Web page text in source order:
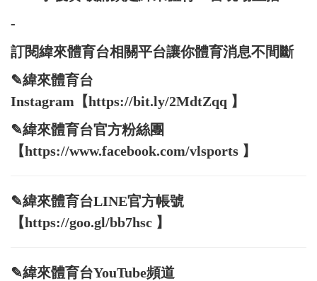
-
訂閱緯來體育台相關平台讓你體育消息不間斷
✎緯來體育台
Instagram【https://bit.ly/2MdtZqq 】
✎緯來體育台官方粉絲團
【https://www.facebook.com/vlsports 】
✎緯來體育台LINE官方帳號
【https://goo.gl/bb7hsc 】
✎緯來體育台YouTube頻道